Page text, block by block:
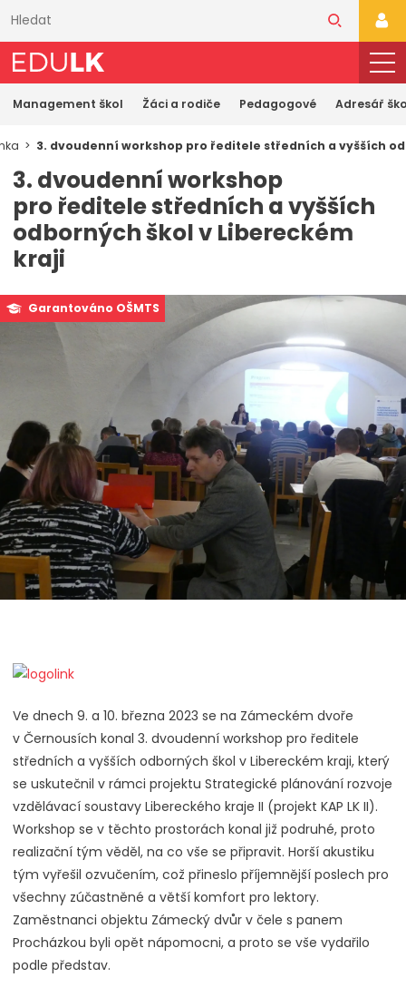
obsahu
Management škol Žáci a rodiče Pedagogové Adresář
3. dvoudenní workshop pro ředitele středních a vyšších
3. dvoudenní workshop
pro ředitele středních a vyšších
odborných škol v Libereckém
kraji
Garantováno OŠMTS
Ve dnech 9. a 10. března 2023 se na Zámeckém dvoře
v Černousích konal 3. dvoudenní workshop pro ředitele
středních a vyšších odborných škol v Libereckém kraji, který
se uskutečnil v rámci projektu Strategické plánování rozvoje
vzdělávací soustavy Libereckého kraje II (projekt KAP LK II).
Workshop se v těchto prostorách konal již podruhé, proto
realizační tým věděl, na co vše se připravit. Horší akustiku
tým vyřešil ozvučením, což přineslo příjemnější poslech pro
všechny zúčastněné a větší komfort pro lektory.
Zaměstnanci objektu Zámecký dvůr v čele s panem
Procházkou byli opět nápomocni, a proto se vše vydařilo
podle představ.